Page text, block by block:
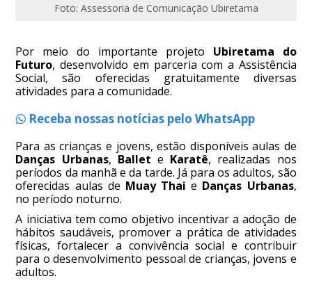
Foto: Assessoria de Comunicação Ubiretama
Por meio do importante projeto Ubiretama do
Futuro, desenvolvido em parceria com a Assistência
Social, são oferecidas gratuitamente diversas
atividades para a comunidade.
Receba nossas notícias pelo WhatsApp
Para as crianças e jovens, estão disponíveis aulas de
Danças Urbanas, Ballet e Karatê, realizadas nos
períodos da manhã e da tarde. Já para os adultos, são
oferecidas aulas de Muay Thai e Danças Urbanas,
no período noturno.
A iniciativa tem como objetivo incentivar a adoção de
hábitos saudáveis, promover a prática de atividades
físicas, fortalecer a convivência social e contribuir
para o desenvolvimento pessoal de crianças, jovens e
adultos.